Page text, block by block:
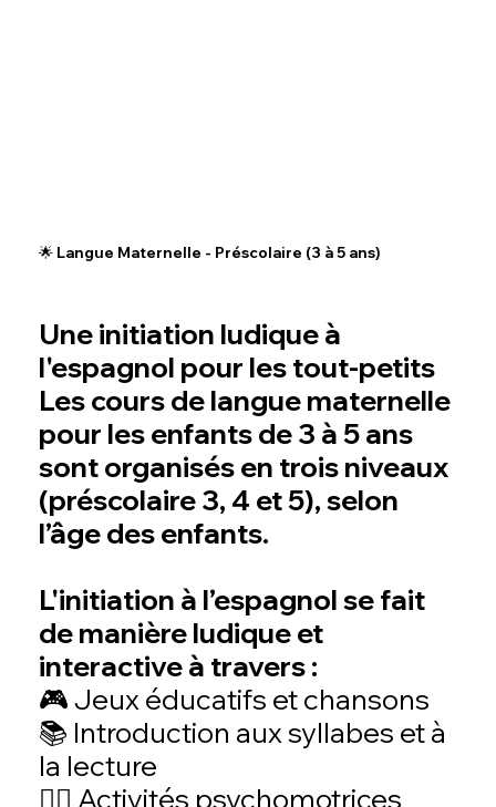
🌟 Langue Maternelle - Préscolaire (3 à 5 ans)
Une initiation ludique à
l'espagnol pour les tout-petits
Les cours de langue maternelle
pour les enfants de 3 à 5 ans
sont organisés en trois niveaux
(préscolaire 3, 4 et 5), selon
l’âge des enfants.
L'initiation à l’espagnol se fait
de manière ludique et
interactive à travers :
🎮 Jeux éducatifs et chansons
📚 Introduction aux syllabes et à
la lecture
🤸‍♂️ Activités psychomotrices